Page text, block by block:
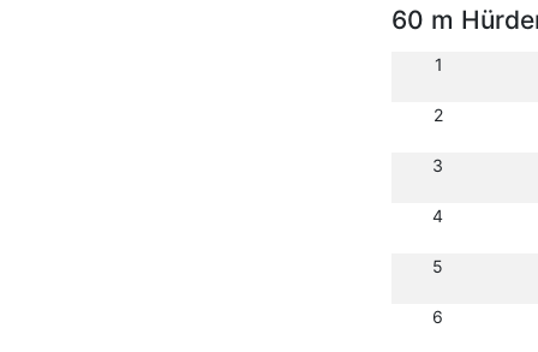
60 m
1
2
3
4
5
6